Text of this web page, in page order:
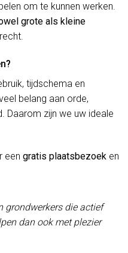
om te kunnen werken.
grote als kleine
tijdschema en
belang aan orde,
Daarom zijn we uw ideale
een gratis plaatsbezoek en
grondwerkers die actief
dan ook met plezier